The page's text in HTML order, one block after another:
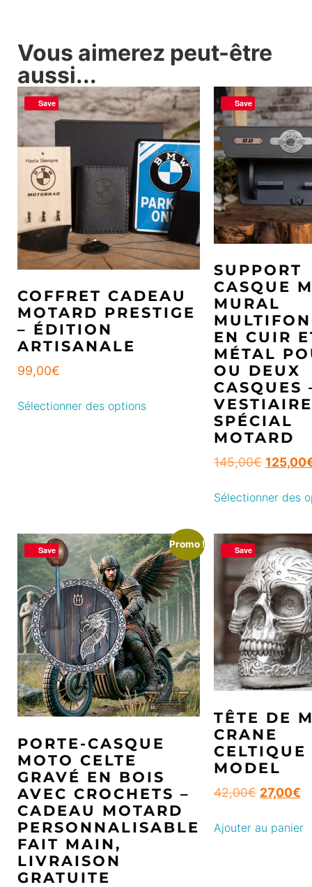
Vous aimerez peut-être
aussi...
Save
COFFRET CADEAU
MOTARD PRESTIGE
– ÉDITION
ARTISANALE
99,00€
Sélectionner des options
Save
SUPPORT
CASQUE
MURAL
EN CUIR
MÉTAL
OU DEUX
CASQUES
VESTIAIRE
SPÉCIAL
MOTARD
145,00€ 125,00
Sélectionner des
Save
Promo !
PORTE-CASQUE
MOTO CELTE
GRAVÉ EN BOIS
AVEC CROCHETS –
CADEAU MOTARD
PERSONNALISABLE
FAIT MAIN,
LIVRAISON
GRATUITE
Save
TÊTE DE
CRANE
MODEL
42,00€ 27,00€
Ajouter au panier